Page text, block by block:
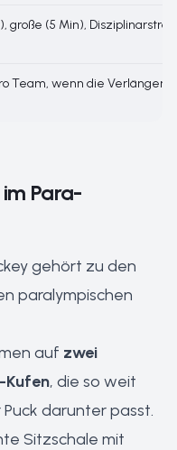
große (5 Min),
Team, wenn die
Para-
gehört zu den
paralympischen
auf zwei
Kufen, die so weit
darunter passt.
Sitzschale mit